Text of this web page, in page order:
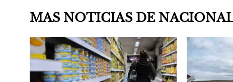
MAS NOTICIAS DE